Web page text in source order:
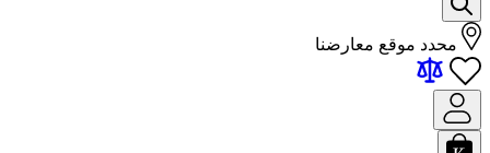
محدد موقع معارضنا